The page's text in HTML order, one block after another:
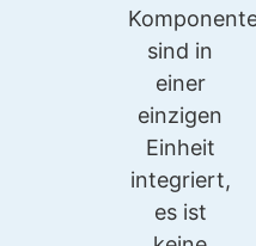
sind in
einer
einzigen
Einheit
integriert,
es ist